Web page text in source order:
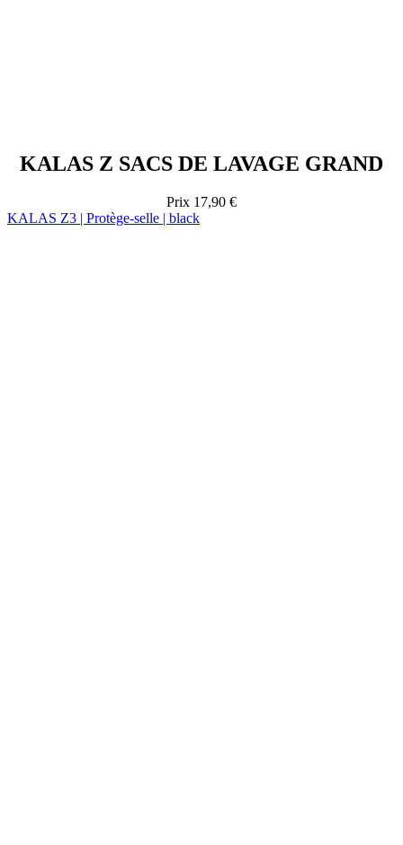
KALAS Z SACS DE LAVAGE GRAND
Prix 17,90 €
KALAS Z3 | Protège-selle | black